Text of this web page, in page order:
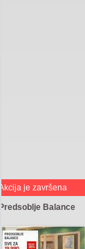
je završena
Balance